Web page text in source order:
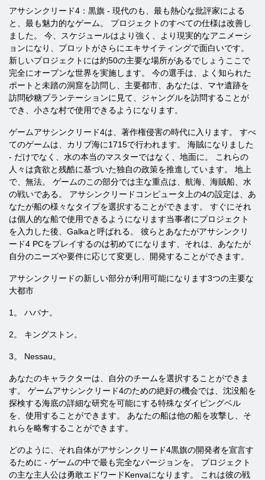
アサシンクリード4：黒旗 - 現代のも、最も熱心な批評家による
と、最も魅力的なゲーム。 プロジェクトのすべての仕様は改善し
ました。 今、スケジュールはより強く、より現実的なアニメーシ
ョンになり、プロットがさらにエキサイティングで面白いです。
新しいプロジェクトには約50の主要な場所があるでしょうここで
完全にオープンな世界を実施します。 今の選手は、よく知られた
ポートと未踏の洞窟を訪問し、主要​​都市、あなたは、マヤ遺跡を
訪問砂糖プランテーションに見て、ジャングルを訪問することが
でき、小さな村で使用できるようになります。
ゲームアサシンクリード4は、著作権侵害の時代に入ります。 すべ
てのゲームは、カリブ海に1715で行われます。 海賊になりました
- だけでなく、水の本当のマスターではなく、地面に。 これらの
人々は貪欲と残酷に基づいた独自の政策を推進しています。 地上
で、無法。 ゲームのこの部分では主な重点は、航海、海賊船、水
の戦いである。 アサシンクリードコンピュータ上の4の設定は、あ
なたが船の様々なタイプを選択することができます。 すぐにそれ
は個人的な船で使用できるようになります当事者にプロジェクト
を入力した後、Galkaと呼ばれる。 彼らとあなたがアサシンクリ
ード4 PCをプレイするのは初めてになります、それは、あなたが
自分のニーズや要件に応じて変更し、開発することができます。
アサシンクリードの新しい部分が利用可能になります3つの主要な
大都市
1。 ハバナ。
2。 キングストン。
3。 Nessau。
あなたのキャラクターは、自分のチームを選択することができま
す。 ゲームアサシンクリード4のための絶好の機会では、沈没船を
探検する海底の詳細な研究を可能にする特殊なダイビングベル
を、使用することができます。 あなたの船は他の船を攻撃し、そ
れらを略奪することができます。
どのように、それ自体がアサシンクリード4黒旗の開発者を宣言す
るために - ゲームの中で最も完全なバージョンを。 プロジェクト
の主な主人公は勇敢エドワードKenvaになります。 これは彼の戦